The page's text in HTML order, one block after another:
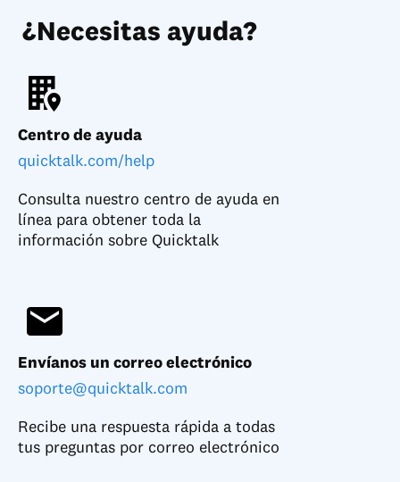
¿Necesitas ayuda?
Centro de ayuda
quicktalk.com/help
Consulta nuestro centro de ayuda en
línea para obtener toda la
información sobre Quicktalk
Envíanos un correo electrónico
soporte@quicktalk.com
Recibe una respuesta rápida a todas
tus preguntas por correo electrónico